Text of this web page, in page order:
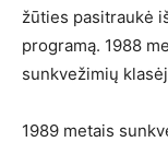
žūties pasitraukė
programą. 1988
sunkvežimių
1989 metais